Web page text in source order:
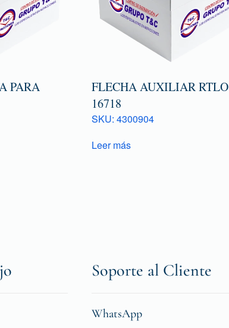
PARA
FLECHA AUXILIAR RTLO
16718
SKU: 4300904
Leer más
Soporte al Cliente
WhatsApp